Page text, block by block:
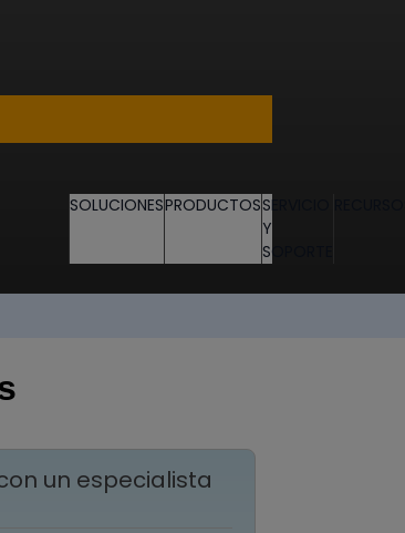
SOLUCIONESPRODUCTOSSERVICIO
Y
SOPORTE
un especialista